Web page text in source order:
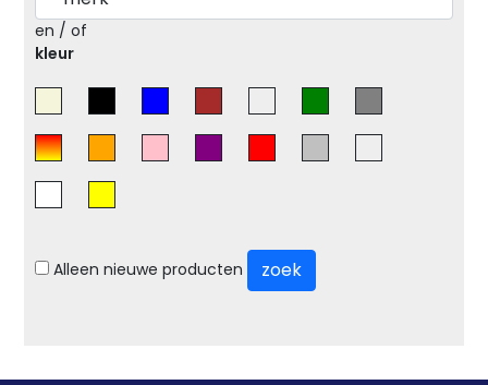
en / of
kleur
Alleen nieuwe producten zoek